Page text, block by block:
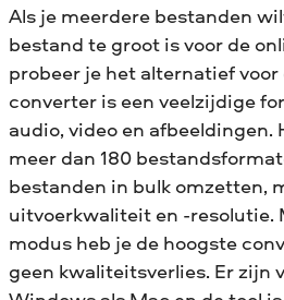
Als je meerdere bestanden
bestand te groot is voor de
probeer je het alternatief
converter is een veelzijdige
audio, video en afbeeldingen.
meer dan 180
bestanden in bulk omzetten,
uitvoerkwaliteit en -resolutie.
modus heb je de hoogste
geen kwaliteitsverlies. Er zijn